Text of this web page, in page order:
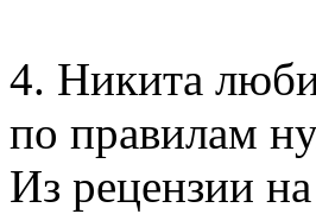
4. Никита
по правилам
Из рецензии